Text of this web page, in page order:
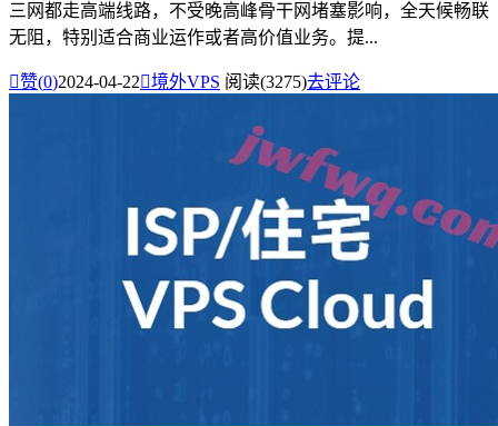
三网都走高端线路，不受晚高峰骨干网堵塞影响，全天候畅联
无阻，特别适合商业运作或者高价值业务。提...
赞(0)2024-04-22境外VPS 阅读(3275)去评论